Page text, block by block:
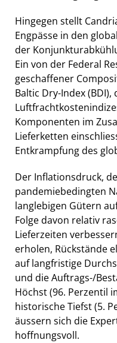
Hingegen stellt
Engpässe in den
der
Ein von der Federal
geschaffener
Baltic Dry-Index
Komponenten im
Lieferketten
Entkrampfung des
Der Inflationsdruck,
pandemiebedingten
langlebigen Gütern
Folge davon relativ
Lieferzeiten
erholen, Rückstände
auf langfristige
und die Auftrags-/
Höchst (96. Perzentil
historische Tiefst (5.
äussern sich die
hoffnungsvoll.